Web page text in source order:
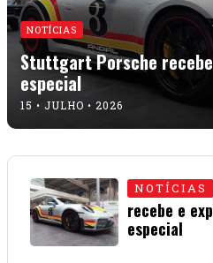
NOTÍCIAS
Stuttgart Porsche recebe
especial
15 • JULHO • 2026
NOTÍCIAS
recebe e
especial